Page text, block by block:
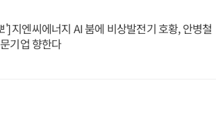
지엔씨에너지 AI 붐에 비상발전기 호황, 안병철
기업 향한다